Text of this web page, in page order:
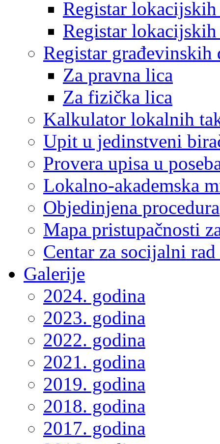
Registar
Registar
Registar građevinskih
Za pravna lica
Za fizička lica
Kalkulator lokalnih
Upit u jedinstveni
Provera upisa u
Lokalno-akademska
Objedinjena procedura
Mapa pristupačnosti
Centar za socijalni
Galerije
2024. godina
2023. godina
2022. godina
2021. godina
2019. godina
2018. godina
2017. godina